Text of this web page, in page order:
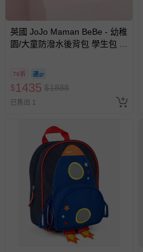
英國 JoJo Maman BeBe - 幼稚
園/大童防潑水後背包 學生包 旅
76折
$1435 $1888
已售出 1